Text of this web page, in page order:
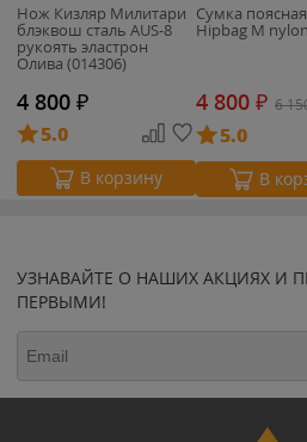
Нож Кизляр Милитари
блэквош сталь AUS-8
рукоять эластрон
Олива (014306)
4 800 ₽
5.0
В корзину
Сумка
Hipbag M
4 800 ₽ 6
5.0
В
УЗНАВАЙТЕ О НАШИХ АКЦИЯХ И
ПЕРВЫМИ!